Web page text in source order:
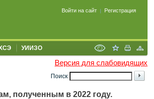
Войти на сайт | Регистрация
УИИЗО
Версия для слабовидящих
Поиск
полученным в 2022 году.